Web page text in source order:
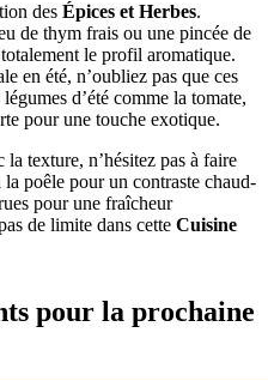
des Épices et Herbes.
de thym frais ou une pincée de
le profil aromatique.
en été, n’oubliez pas que ces
d’été comme la tomate,
pour une touche exotique.
texture, n’hésitez pas à faire
poêle pour un contraste chaud-
pour une fraîcheur
de limite dans cette Cuisine
pour la prochaine